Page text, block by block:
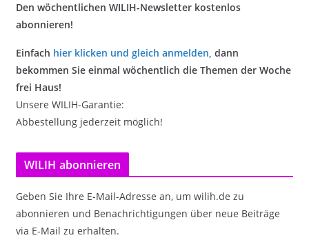
Den wöchentlichen WILIH-Newsletter kostenlos
abonnieren!
Einfach hier klicken und gleich anmelden, dann
bekommen Sie einmal wöchentlich die Themen der Woche
frei Haus!
Unsere WILIH-Garantie:
Abbestellung jederzeit möglich!
WILIH abonnieren
Geben Sie Ihre E-Mail-Adresse an, um wilih.de zu
abonnieren und Benachrichtigungen über neue Beiträge
via E-Mail zu erhalten.